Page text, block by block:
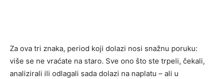
Za ova tri znaka, period koji dolazi nosi snažnu poruku:
više se ne vraćate na staro. Sve ono što ste trpeli, čekali,
analizirali ili odlagali sada dolazi na naplatu – ali u